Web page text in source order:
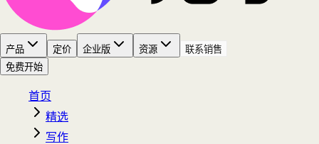
产品 定价 企业版 资源
联系销售
免费开始
首页
精选
写作